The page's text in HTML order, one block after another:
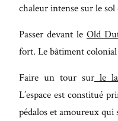
chaleur intense sur le
Passer devant le Old
fort. Le bâtiment colonial
Faire un tour sur le
L’espace est constitué
pédalos et amoureux